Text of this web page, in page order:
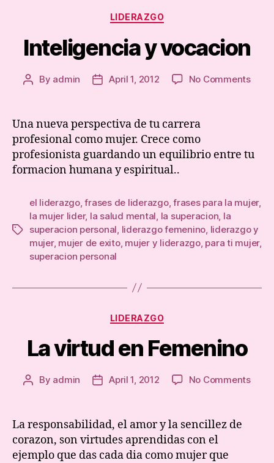
Categories
LIDERAZGO
Inteligencia y vocacion
Post
By admin
PostApril 1, 2012 No Commentson
Una nueva perspectiva de tu carrera
profesional como mujer. Crece como
profesionista guardando un equilibrio entre tu
formacion humana y espiritual..
Tags
el liderazgo,frases de liderazgo,frases para la mujer,
la mujer lider, la salud mental la superacion la
superacion personal liderazgo femenino liderazgo y
mujer, mujer de exito, mujer y liderazgo, para ti mujer,
superacion personal
Categories
LIDERAZGO
La virtud en Femenino
Post
By admin
PostApril 1, 2012 No Commentson
La responsabilidad, el amor y la sencillez de
corazon, son virtudes aprendidas con el
ejemplo que das cada dia como mujer que